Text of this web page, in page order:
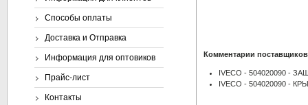
Комментарии
IVECO - 504020090 -
IVECO - 504020090 -
Способы оплаты
Доставка и Отправка
Информация для оптовиков
Прайс-лист
Контакты